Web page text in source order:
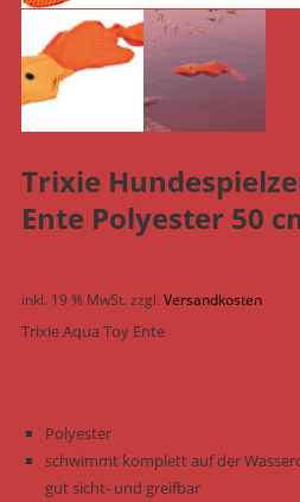
Trixie
Ente Polyester 50
inkl. 19 % MwSt. zzgl. Versandkosten
Trixie Aqua Toy Ente
Polyester
schwimmt komplett auf der
gut sicht- und greifbar